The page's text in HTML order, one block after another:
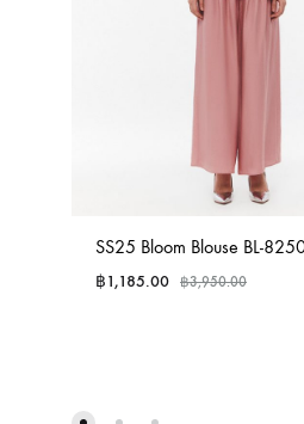
SS25 Bloom Blouse BL-
฿1,185.00 ฿3,950.00